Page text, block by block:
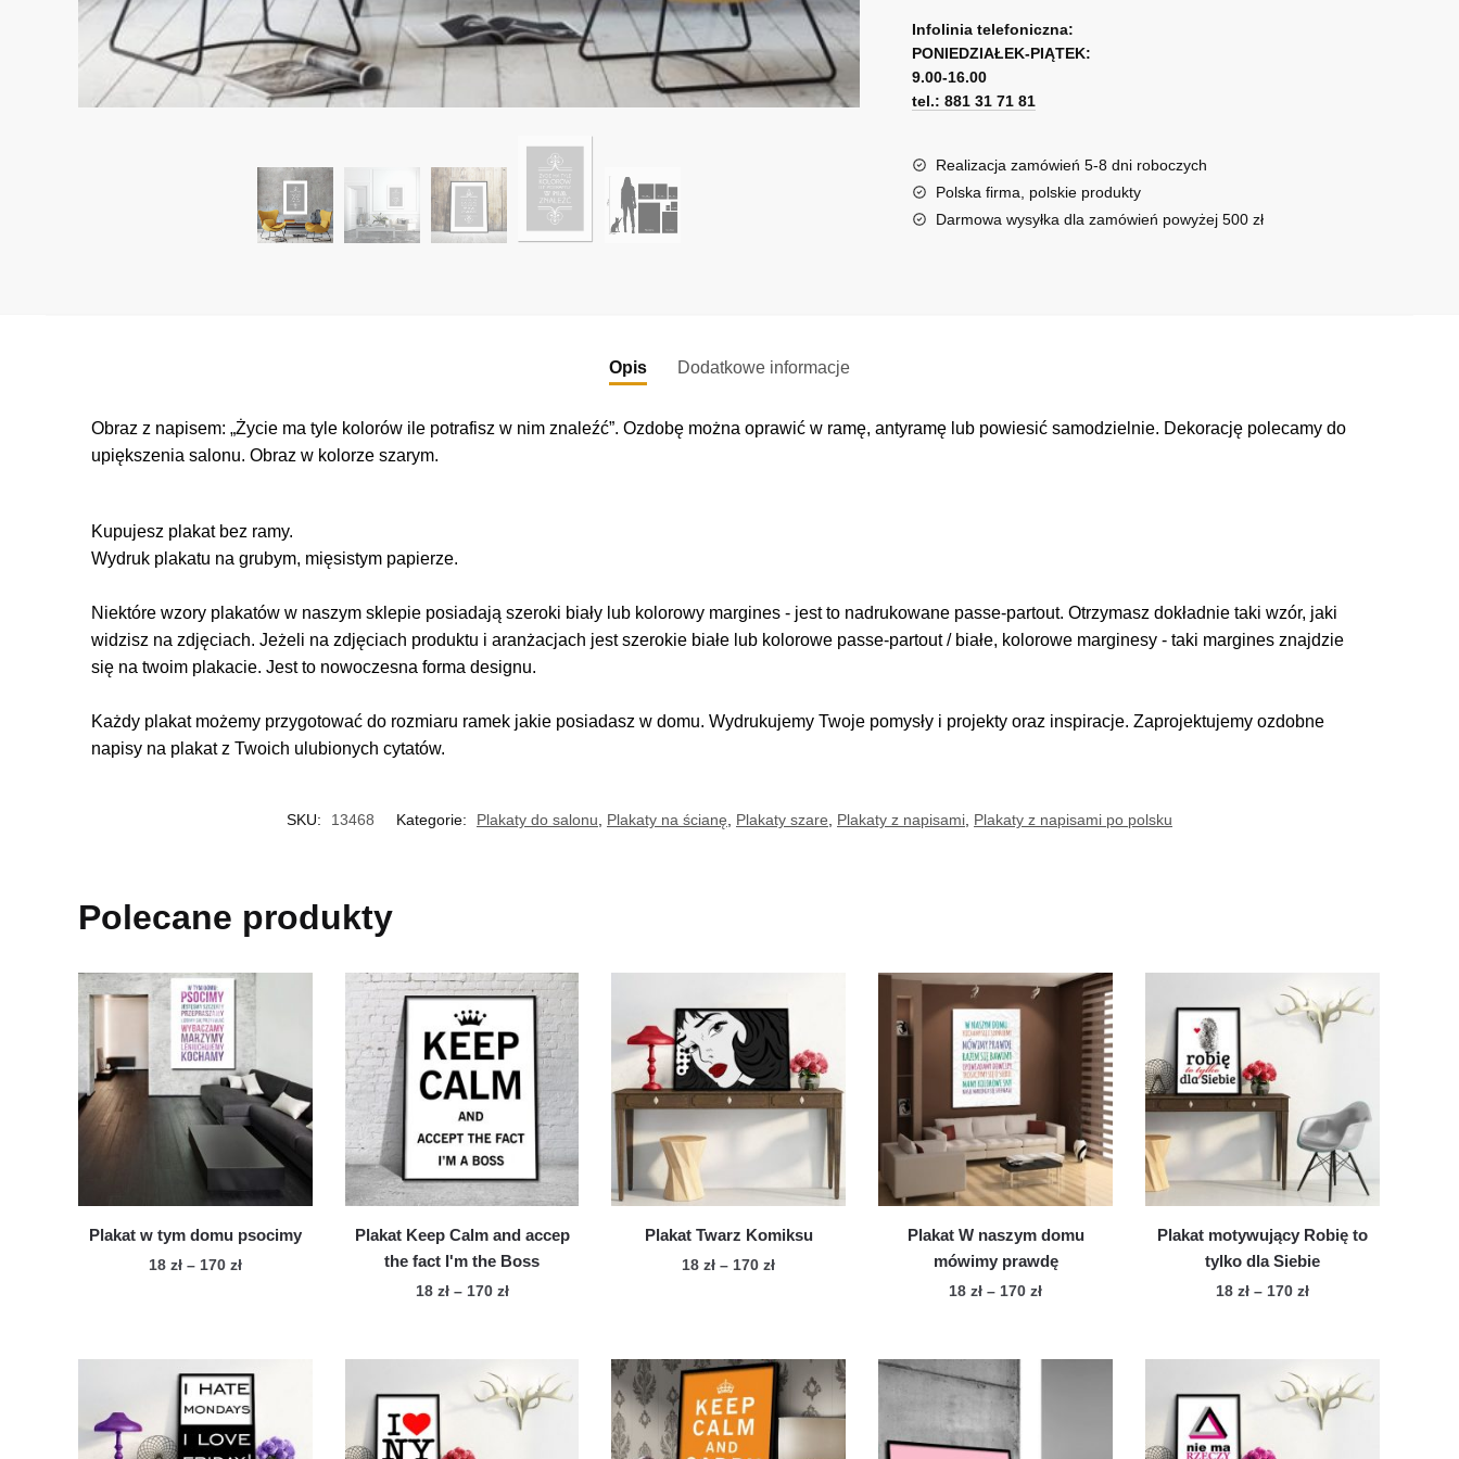
sentencją
o
życiu
l
t
e
r
a
t
i
Infolinia telefoniczna:
PONIEDZIAŁEK-PIĄTEK:
9.00-16.00
tel.: 881 31 71 81
Realizacja zamówień 5-8 dni roboczych
Polska firma, polskie produkty
Darmowa wysyłka dla zamówień powyżej 500 zł
Opis Dodatkowe informacje
Obraz z napisem: „Życie ma tyle kolorów ile potrafisz w nim znaleźć”. Ozdobę można oprawić w ramę, antyramę lub powiesić samodzielnie. Dekorację polecamy do
upiększenia salonu. Obraz w kolorze szarym.
Kupujesz plakat bez ramy.
Wydruk plakatu na grubym, mięsistym papierze.
Niektóre wzory plakatów w naszym sklepie posiadają szeroki biały lub kolorowy margines - jest to nadrukowane passe-partout. Otrzymasz dokładnie taki wzór, jaki
widzisz na zdjęciach. Jeżeli na zdjęciach produktu i aranżacjach jest szerokie białe lub kolorowe passe-partout / białe, kolorowe marginesy - taki margines znajdzie
się na twoim plakacie. Jest to nowoczesna forma designu.
Każdy plakat możemy przygotować do rozmiaru ramek jakie posiadasz w domu. Wydrukujemy Twoje pomysły i projekty oraz inspiracje. Zaprojektujemy ozdobne
napisy na plakat z Twoich ulubionych cytatów.
SKU: 13468 Kategorie: Plakaty do salonu Plakaty na ścianę Plakaty szare Plakaty z napisami Plakaty z napisami po polsku
Polecane produkty
Plakat w tym domu psocimy
18 zł – 170 złZakres
170 zł
wiele
wariantów.
Opcje
Plakat Keep Calm and accep
the fact I'm the Boss
18 zł – 170 złZakres
do
170 zł
produkt
ma
wariantów.
Plakat Twarz Komiksu
18zł – 170złZakres
do
170 zł
ma
wiele
wariantów.
Opcje
Plakat W naszym domu
mówimy prawdę
18zł – 170złZakres
18 zł
produkt
ma
wiele
wariantów.
Plakat motywujący Robię to
tylko dla Siebie
18 zł – 170 złZakres
do
170 zł
produkt
ma
wariantów.